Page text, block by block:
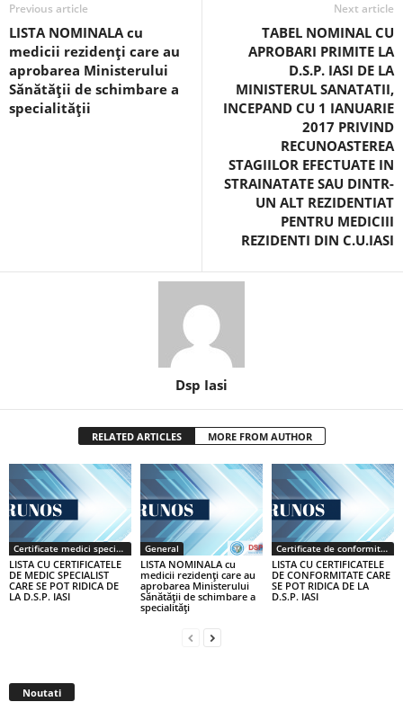
Previous article
LISTA NOMINALA cu
medicii rezidenţi care au
aprobarea Ministerului
Sănătăţii de schimbare a
specialităţii
Next article
TABEL NOMINAL CU
APROBARI PRIMITE LA
D.S.P. IASI DE LA
MINISTERUL SANATATII,
INCEPAND CU 1 IANUARIE
2017 PRIVIND
RECUNOASTEREA
STAGIILOR EFECTUATE IN
STRAINATATE SAU DINTR-
UN ALT REZIDENTIAT
PENTRU MEDICIII
REZIDENTI DIN C.U.IASI
Dsp Iasi
RELATED ARTICLES MORE FROM AUTHOR
Certificate medici specialiști / primari
LISTA CU CERTIFICATELE
DE MEDIC SPECIALIST
CARE SE POT RIDICA DE
LA D.S.P. IASI
General
LISTA NOMINALA cu
medicii rezidenţi care au
aprobarea Ministerului
Sănătăţii de schimbare a
specialităţi
Certificate de conformitate
LISTA CU CERTIFICATELE
DE CONFORMITATE CARE
SE POT RIDICA DE LA
D.S.P. IASI
Noutati